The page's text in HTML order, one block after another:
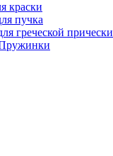
краски
пучка
греческой прически